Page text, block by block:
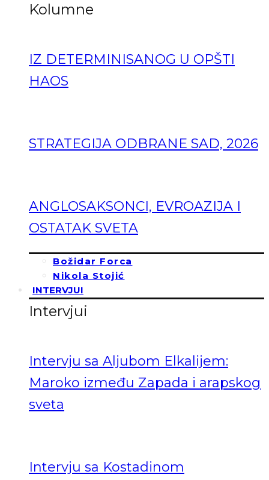
Kolumne
IZ DETERMINISANOG U OPŠTI
HAOS
STRATEGIJA ODBRANE SAD, 2026
ANGLOSAKSONCI, EVROAZIJA I
OSTATAK SVETA
Božidar Forca
Nikola Stojić
INTERVJUI
Intervjui
Intervju sa Aljubom Elkalijem:
Maroko između Zapada i arapskog
sveta
Intervju sa Kostadinom